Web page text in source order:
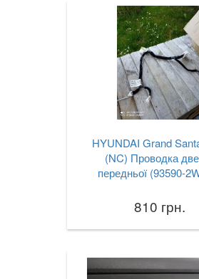
HYUNDAI Grand
(NC) Проводка
передньої (93590-
810 грн.